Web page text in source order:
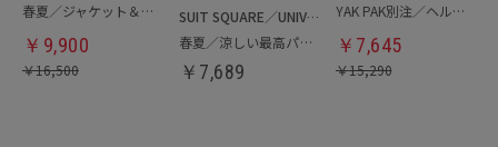
春夏／ジャケット＆パンツセットアップ／洗濯ネット付き
￥ 9,900
￥16,500
SUIT SQUARE／UNIVERSAL LANGUAGE
春夏／涼しい最高パンツ
￥ 7,689
YAK PAK別注／ヘルメットバッグ
￥ 7,645
￥15,290